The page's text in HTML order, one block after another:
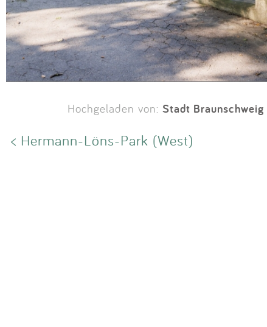
Hochgeladen von:Stadt Braunschweig
< Hermann-Löns-Park (West)